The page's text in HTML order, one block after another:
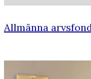
Allmänna